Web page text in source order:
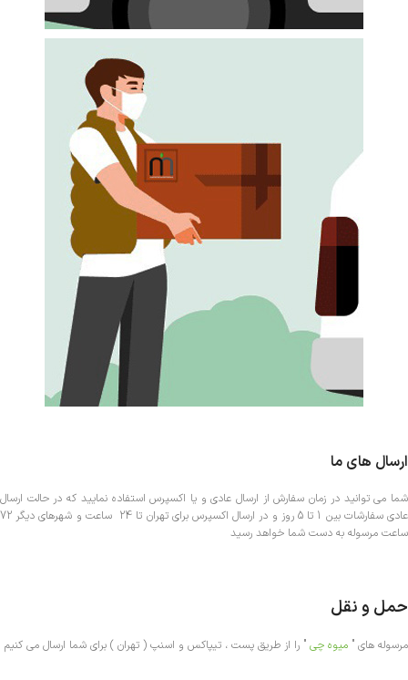
ارسال های ما
شما می توانید در زمان سفارش از ارسال عادی و یا اکسپرس استفاده نمایید که در حالت ارسال
عادی سفارشات بین 1 تا 5 روز و در ارسال اکسپرس برای تهران تا 24 ساعت و شهرهای دیگر 72
ساعت مرسوله به دست شما خواهد رسید
حمل و نقل
مرسوله های " میوه چی " را از طریق پست ، تیپاکس و اسنپ ( تهران ) برای شما ارسال می کنیم